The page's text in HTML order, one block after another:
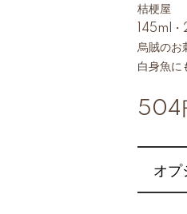
桔梗屋
145ml
烏賊のお
白身魚に
504
オプ